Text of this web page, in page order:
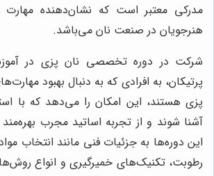
مدرکی معتبر است که نشان‌دهنده
هنرجویان در صنعت نان می‌باشد.
شرکت در دوره تخصصی نان پزی در
پرتیکان، به افرادی که به دنبال بهبود
پزی هستند، این امکان را می‌دهد که با
آشنا شوند و از تجربه اساتید مجرب
این دوره‌ها به جزئیات فنی مانند انتخاب
رطوبت، تکنیک‌های خمیرگیری و انواع